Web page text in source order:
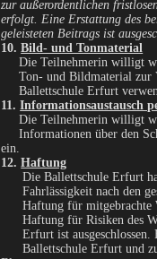
zur außerordentlichen
erfolgt. Eine Erstattung des
geleisteten Beitrags ist
10.Bild- und Tonmaterial
Die Teilnehmerin willigt
Ton- und Bildmaterial zur
Ballettschule Erfurt
11.Informationsaustausch
Die Teilnehmerin willigt
Informationen über den
ein.
12.Haftung
Die Ballettschule Erfurt
Fahrlässigkeit nach den
Haftung für mitgebrachte
Haftung für Risiken des
Erfurt ist ausgeschlossen.
Ballettschule Erfurt und